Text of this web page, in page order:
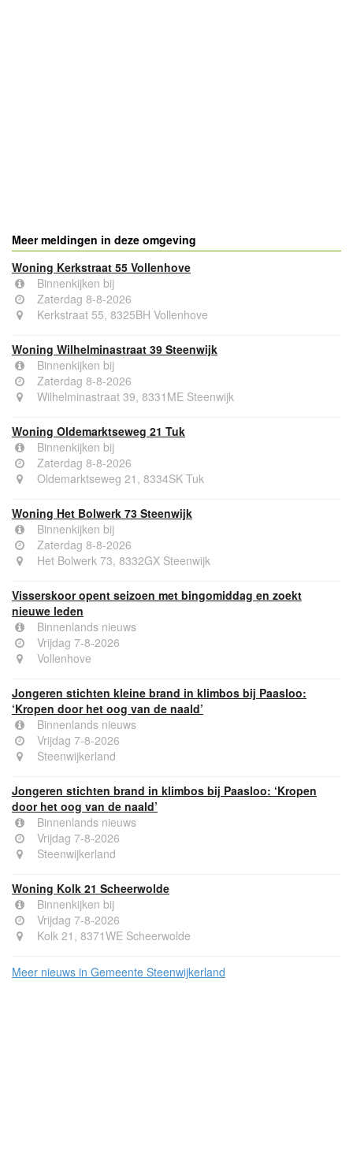
Meer meldingen in deze omgeving
Woning Kerkstraat 55 Vollenhove
Binnenkijken bij
Zaterdag 8-8-2026
Kerkstraat 55, 8325BH Vollenhove
Woning Wilhelminastraat 39 Steenwijk
Binnenkijken bij
Zaterdag 8-8-2026
Wilhelminastraat 39, 8331ME Steenwijk
Woning Oldemarktseweg 21 Tuk
Binnenkijken bij
Zaterdag 8-8-2026
Oldemarktseweg 21, 8334SK Tuk
Woning Het Bolwerk 73 Steenwijk
Binnenkijken bij
Zaterdag 8-8-2026
Het Bolwerk 73, 8332GX Steenwijk
Visserskoor opent seizoen met bingomiddag en zoekt
nieuwe leden
Binnenlands nieuws
Vrijdag 7-8-2026
Vollenhove
Jongeren stichten kleine brand in klimbos bij Paasloo:
‘Kropen door het oog van de naald’
Binnenlands nieuws
Vrijdag 7-8-2026
Steenwijkerland
Jongeren stichten brand in klimbos bij Paasloo: ‘Kropen
door het oog van de naald’
Binnenlands nieuws
Vrijdag 7-8-2026
Steenwijkerland
Woning Kolk 21 Scheerwolde
Binnenkijken bij
Vrijdag 7-8-2026
Kolk 21, 8371WE Scheerwolde
Meer nieuws in Gemeente Steenwijkerland